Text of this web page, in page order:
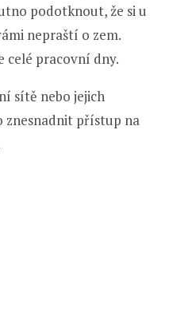
podotknout, že si u
nepraští o zem.
celé pracovní dny.
sítě nebo jejich
znesnadnit přístup na